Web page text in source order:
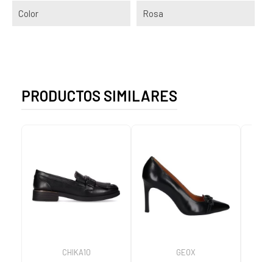
Color Rosa
PRODUCTOS SIMILARES
CHIKA10 GEOX